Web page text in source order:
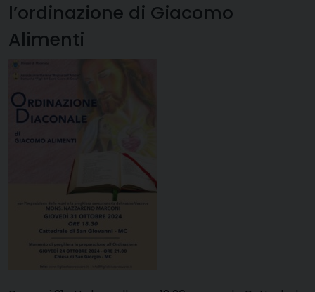
l’ordinazione di Giacomo
Alimenti